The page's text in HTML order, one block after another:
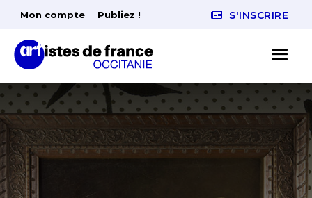
Mon compte Publiez ! S'INSCRIRE